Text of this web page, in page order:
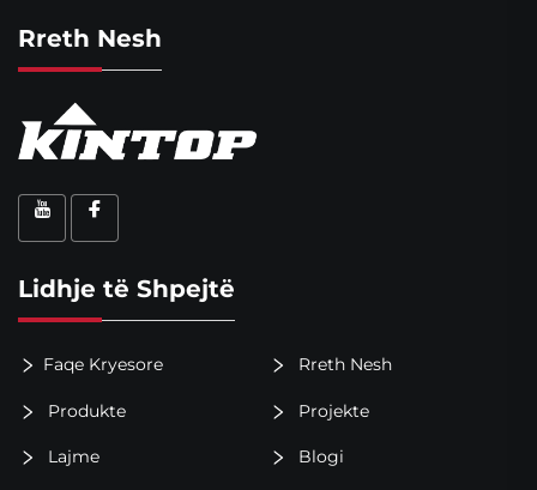
Rreth Nesh
Lidhje të Shpejtë
Faqe Kryesore Rreth Nesh
Produkte Projekte
Lajme Blogi